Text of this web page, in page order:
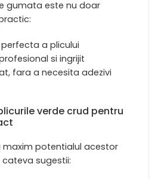
gumata este nu doar
a plicului
si ingrijit
fara a necesita adezivi
verde crud pentru
maxim potentialul acestor
sugestii: